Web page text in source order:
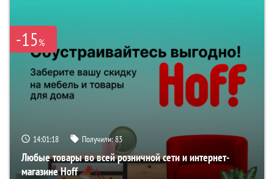
-15%
14:01:17 Получили:83
Любые товары во всей розничной сети и интернет-
магазине Hoff